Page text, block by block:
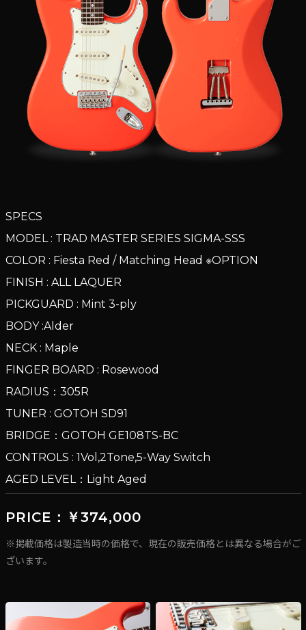
SPECS
MODEL : TRAD MASTER SERIES SIGMA-SSS
COLOR : Fiesta Red / Matching Head ※OPTION
FINISH : ALL LAQUER
PICKGUARD : Mint 3-ply
BODY :Alder
NECK : Maple
FINGER BOARD : Rosewood
RADIUS：305R
TUNER : GOTOH SD91
BRIDGE：GOTOH GE108TS-BC
CONTROLS : 1Vol,2Tone,5-Way Switch
AGED LEVEL：Light Aged
PRICE：￥374,000
※掲載価格は製造当時の価格で、現在の販売価格とは異なる場合がご
ざいます。